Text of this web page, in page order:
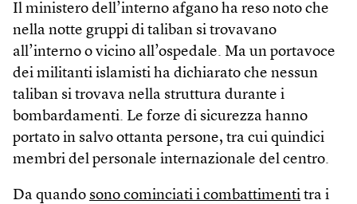
Il ministero dell’interno afgano ha reso noto che
nella notte gruppi di taliban si trovavano
all’interno o vicino all’ospedale. Ma un portavoce
dei militanti islamisti ha dichiarato che nessun
taliban si trovava nella struttura durante i
bombardamenti. Le forze di sicurezza hanno
portato in salvo ottanta persone, tra cui quindici
membri del personale internazionale del centro.
Da quando sono cominciati i combattimenti tra i